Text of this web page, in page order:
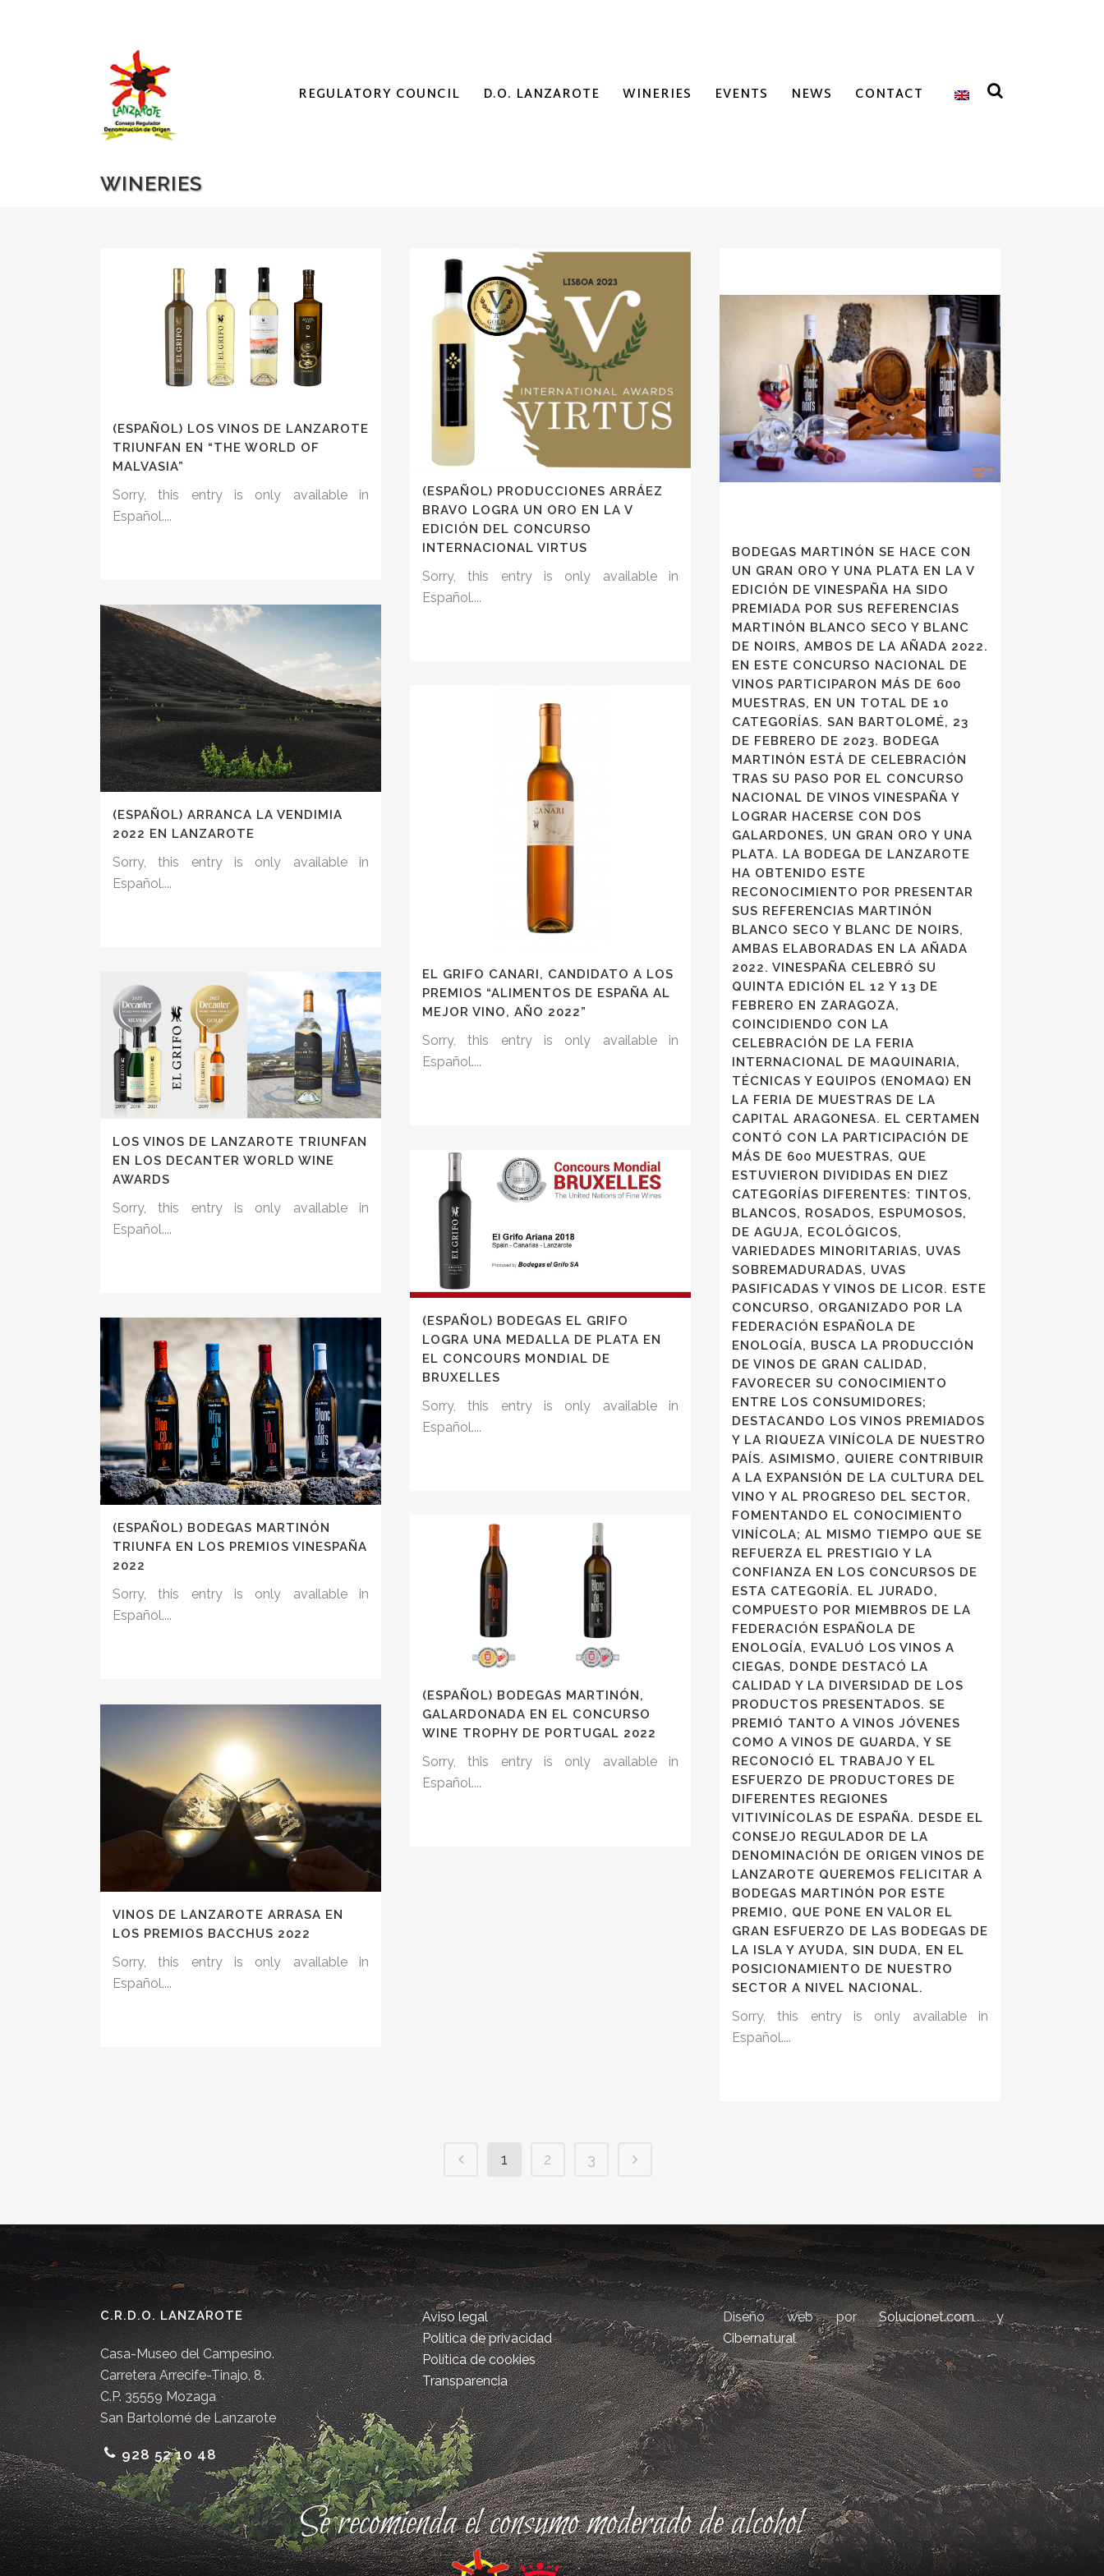
REGULATORY COUNCIL D.O. LANZAROTE WINERIES EVENTS NEWS CONTACT
WINERIES
(ESPAÑOL) LOS VINOS DE LANZAROTE
TRIUNFAN EN “THE WORLD OF
MALVASIA”
Sorry, this entry is only available in
Español....
(ESPAÑOL) PRODUCCIONES ARRÁEZ
BRAVO LOGRA UN ORO EN LA V
EDICIÓN DEL CONCURSO
INTERNACIONAL VIRTUS
Sorry, this entry is only available in
Español....
BODEGAS MARTINÓN SE HACE CON
UN GRAN ORO Y UNA PLATA EN LA V
EDICIÓN DE VINESPAÑA HA SIDO
PREMIADA POR SUS REFERENCIAS
MARTINÓN BLANCO SECO Y BLANC
DE NOIRS, AMBOS DE LA AÑADA 2022.
EN ESTE CONCURSO NACIONAL DE
VINOS PARTICIPARON MÁS DE 600
MUESTRAS, EN UN TOTAL DE 10
CATEGORÍAS. SAN BARTOLOMÉ, 23
DE FEBRERO DE 2023. BODEGA
MARTINÓN ESTÁ DE CELEBRACIÓN
TRAS SU PASO POR EL CONCURSO
NACIONAL DE VINOS VINESPAÑA Y
LOGRAR HACERSE CON DOS
GALARDONES, UN GRAN ORO Y UNA
PLATA. LA BODEGA DE LANZAROTE
HA OBTENIDO ESTE
RECONOCIMIENTO POR PRESENTAR
SUS REFERENCIAS MARTINÓN
BLANCO SECO Y BLANC DE NOIRS,
AMBAS ELABORADAS EN LA AÑADA
2022. VINESPAÑA CELEBRÓ SU
QUINTA EDICIÓN EL 12 Y 13 DE
FEBRERO EN ZARAGOZA,
COINCIDIENDO CON LA
CELEBRACIÓN DE LA FERIA
INTERNACIONAL DE MAQUINARIA,
TÉCNICAS Y EQUIPOS (ENOMAQ) EN
LA FERIA DE MUESTRAS DE LA
CAPITAL ARAGONESA. EL CERTAMEN
CONTÓ CON LA PARTICIPACIÓN DE
MÁS DE 600 MUESTRAS, QUE
ESTUVIERON DIVIDIDAS EN DIEZ
CATEGORÍAS DIFERENTES: TINTOS,
BLANCOS, ROSADOS, ESPUMOSOS,
DE AGUJA, ECOLÓGICOS,
VARIEDADES MINORITARIAS, UVAS
SOBREMADURADAS, UVAS
PASIFICADAS Y VINOS DE LICOR. ESTE
CONCURSO, ORGANIZADO POR LA
FEDERACIÓN ESPAÑOLA DE
ENOLOGÍA, BUSCA LA PRODUCCIÓN
DE VINOS DE GRAN CALIDAD,
FAVORECER SU CONOCIMIENTO
ENTRE LOS CONSUMIDORES;
DESTACANDO LOS VINOS PREMIADOS
Y LA RIQUEZA VINÍCOLA DE NUESTRO
PAÍS. ASIMISMO, QUIERE CONTRIBUIR
A LA EXPANSIÓN DE LA CULTURA DEL
VINO Y AL PROGRESO DEL SECTOR,
FOMENTANDO EL CONOCIMIENTO
VINÍCOLA; AL MISMO TIEMPO QUE SE
REFUERZA EL PRESTIGIO Y LA
CONFIANZA EN LOS CONCURSOS DE
ESTA CATEGORÍA. EL JURADO,
COMPUESTO POR MIEMBROS DE LA
FEDERACIÓN ESPAÑOLA DE
ENOLOGÍA, EVALUÓ LOS VINOS A
CIEGAS, DONDE DESTACÓ LA
CALIDAD Y LA DIVERSIDAD DE LOS
PRODUCTOS PRESENTADOS. SE
PREMIÓ TANTO A VINOS JÓVENES
COMO A VINOS DE GUARDA, Y SE
RECONOCIÓ EL TRABAJO Y EL
ESFUERZO DE PRODUCTORES DE
DIFERENTES REGIONES
VITIVINÍCOLAS DE ESPAÑA. DESDE EL
CONSEJO REGULADOR DE LA
DENOMINACIÓN DE ORIGEN VINOS DE
LANZAROTE QUEREMOS FELICITAR A
BODEGAS MARTINÓN POR ESTE
PREMIO, QUE PONE EN VALOR EL
GRAN ESFUERZO DE LAS BODEGAS DE
LA ISLA Y AYUDA, SIN DUDA, EN EL
POSICIONAMIENTO DE NUESTRO
SECTOR A NIVEL NACIONAL.
Sorry, this entry is only available in
Español....
(ESPAÑOL) ARRANCA LA VENDIMIA
2022 EN LANZAROTE
Sorry, this entry is only available in
Español....
EL GRIFO CANARI, CANDIDATO A LOS
PREMIOS “ALIMENTOS DE ESPAÑA AL
MEJOR VINO, AÑO 2022”
Sorry, this entry is only available in
Español....
LOS VINOS DE LANZAROTE TRIUNFAN
EN LOS DECANTER WORLD WINE
AWARDS
Sorry, this entry is only available in
Español....
(ESPAÑOL) BODEGAS EL GRIFO
LOGRA UNA MEDALLA DE PLATA EN
EL CONCOURS MONDIAL DE
BRUXELLES
Sorry, this entry is only available in
Español....
(ESPAÑOL) BODEGAS MARTINÓN
TRIUNFA EN LOS PREMIOS VINESPAÑA
2022
Sorry, this entry is only available in
Español....
(ESPAÑOL) BODEGAS MARTINÓN,
GALARDONADA EN EL CONCURSO
WINE TROPHY DE PORTUGAL 2022
Sorry, this entry is only available in
Español....
VINOS DE LANZAROTE ARRASA EN
LOS PREMIOS BACCHUS 2022
Sorry, this entry is only available in
Español....
1 2 3
C.R.D.O. LANZAROTE
Casa-Museo del Campesino.
Carretera Arrecife-Tinajo, 8.
C.P. 35559 Mozaga
San Bartolomé de Lanzarote
928 52 10 48
Aviso legal
Política de privacidad
Política de cookies
Transparencia
Diseño web porSolucionet.comy
Cibernatural
Se recomienda el consumo moderado de alcohol